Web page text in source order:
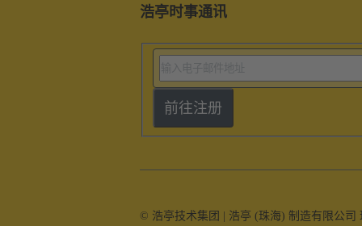
浩亭时事通讯
前往注册
© 浩亭技术集团 | 浩亭 (珠海) 制造有限公司